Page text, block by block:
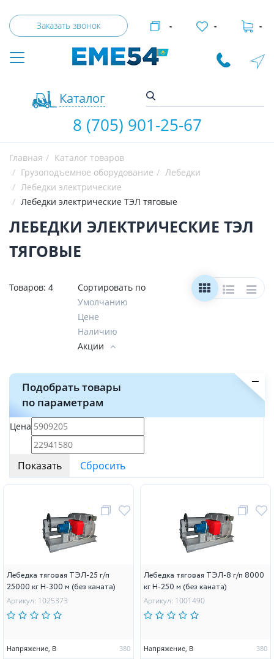
Заказать звонок
Каталог
- - -
8 (705) 901-25-67
Главная
Каталог товаров
Грузоподъемное оборудование
Лебедки
Лебедки электрические
Лебедки электрические ТЭЛ тяговые
ЛЕБЕДКИ ЭЛЕКТРИЧЕСКИЕ ТЭЛ
ТЯГОВЫЕ
Товаров: 4
Сортировать по
Умолчанию
Цене
Наличию
Акции
Подобрать товары
по параметрам
Цена
Лебедка тяговая ТЭЛ-25 г/п
25000 кг Н-300 м (без каната)
Артикул: 1025373
Напряжение, В 380
Лебедка тяговая ТЭЛ-8 г/п 8000
кг Н-250 м (без каната)
Артикул: 1001490
Напряжение, В 380